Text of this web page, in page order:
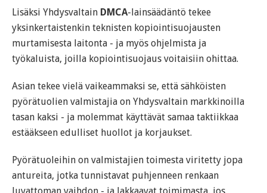
Lisäksi Yhdysvaltain DMCA-lainsäädäntö tekee
yksinkertaistenkin teknisten kopiointisuojausten
murtamisesta laitonta - ja myös ohjelmista ja
työkaluista, joilla kopiointisuojaus voitaisiin ohittaa.
Asian tekee vielä vaikeammaksi se, että sähköisten
pyörätuolien valmistajia on Yhdysvaltain markkinoilla
tasan kaksi - ja molemmat käyttävät samaa taktiikkaa
estääkseen edulliset huollot ja korjaukset.
Pyörätuoleihin on valmistajien toimesta viritetty jopa
antureita, jotka tunnistavat puhjenneen renkaan